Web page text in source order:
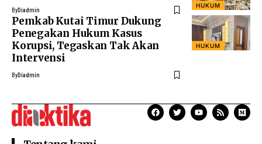
HUKUM
ByDiadmin
HUKUM
Pemkab Kutai Timur Dukung
Penegakan Hukum Kasus
Korupsi, Tegaskan Tak Akan
Intervensi
ByDiadmin